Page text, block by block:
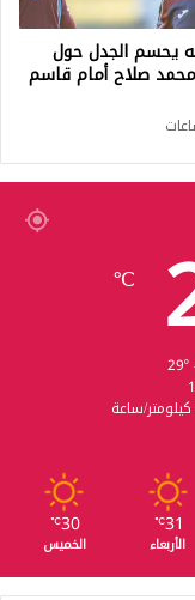
يحسم الجدل حول
صلاح أمام قاسم
℃
31
℃
الأربعاء
30
℃
الخميس